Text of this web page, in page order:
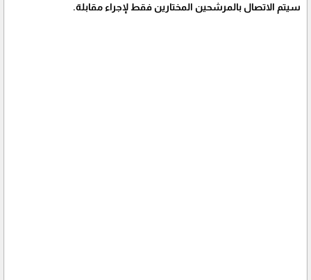
سيتم الاتصال بالمرشحين المختارين فقط لإجراء مقابلة.